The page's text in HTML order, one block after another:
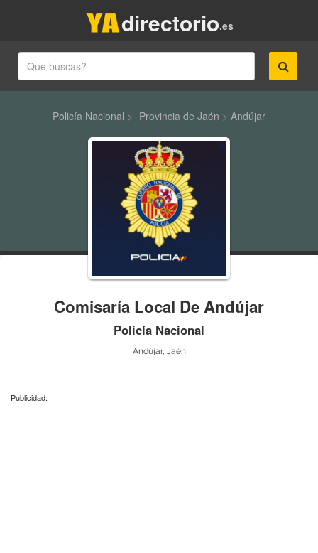
.es
directorio
Policía Nacional > Provincia de Jaén > Andújar
Comisaría Local De Andújar
Policía Nacional
Andújar, Jaén
Publicidad: